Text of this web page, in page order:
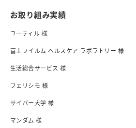
お取り組み実績
ユーティル 様
富士フイルム ヘルスケア ラボラトリー 様
生活総合サービス 様
フェリシモ 様
サイバー大学 様
マンダム 様